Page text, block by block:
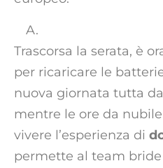
Trascorsa la serata, è
per ricaricare le
nuova giornata tutta
mentre le ore da
vivere l’esperienza di
permette al team